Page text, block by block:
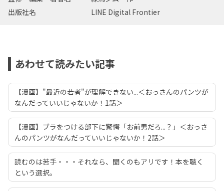
出版社名
LINE Digital Frontier
あわせて読みたい記事
【漫画】"最近の若者"が理解できない...＜おっさんのパンツが
なんだっていいじゃないか！1話＞
【漫画】ブラをつける部下に驚愕「お前男だろ...？」＜おっさ
んのパンツがなんだっていいじゃないか！2話＞
読むのは苦手・・・それなら、聞くのもアリです！本を聴く
という選択。